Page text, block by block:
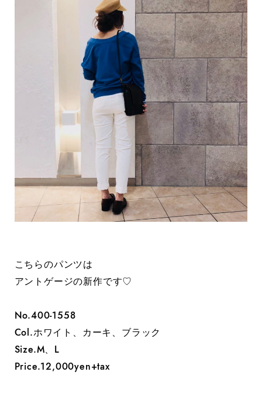
こちらのパンツは
アントゲージの新作です♡
No.400-1558
Col.ホワイト、カーキ、ブラック
Size.M、L
Price.12,000yen+tax